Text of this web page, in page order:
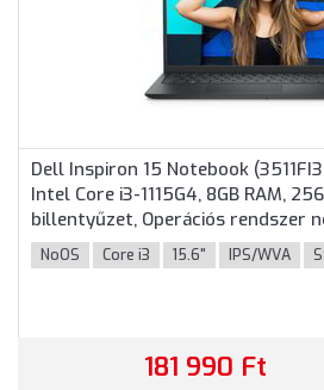
Dell Inspiron 15 Notebook
Intel Core i3-1115G4, 8GB RAM,
billentyűzet, Operációs rendszer
Fekete színben
NoOS Core i3 15.6" IPS/WVA
181 990 Ft